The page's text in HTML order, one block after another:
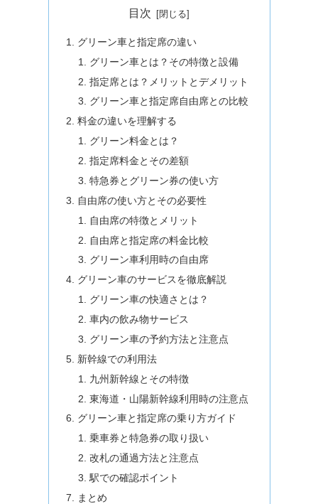
目次
グリーン車と指定席の違い
グリーン車とは？その特徴と設備
指定席とは？メリットとデメリット
グリーン車と指定席自由席との比較
料金の違いを理解する
グリーン料金とは？
指定席料金とその差額
特急券とグリーン券の使い方
自由席の使い方とその必要性
自由席の特徴とメリット
自由席と指定席の料金比較
グリーン車利用時の自由席
グリーン車のサービスを徹底解説
グリーン車の快適さとは？
車内の飲み物サービス
グリーン車の予約方法と注意点
新幹線での利用法
九州新幹線とその特徴
東海道・山陽新幹線利用時の注意点
グリーン車と指定席の乗り方ガイド
乗車券と特急券の取り扱い
改札の通過方法と注意点
駅での確認ポイント
まとめ